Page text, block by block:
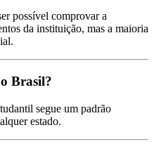
possível comprovar a
da instituição, mas a maioria
Brasil?
segue um padrão
estado.